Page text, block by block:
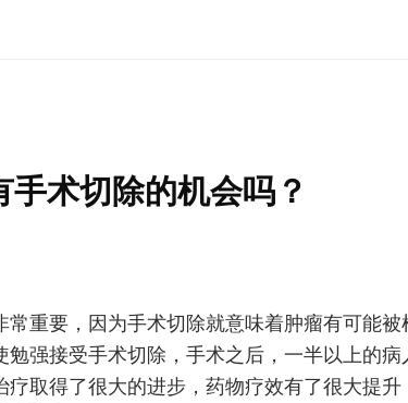
术切除的机会吗？
重要，因为手术切除就意味着肿瘤有可能
强接受手术切除，手术之后，一半以上的病
取得了很大的进步，药物疗效有了很大提